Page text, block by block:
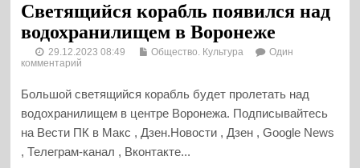
Светящийся корабль появился над
водохранилищем в Воронеже
29.12.2023 08:49 Общество. Культура
Один
комментарий
Большой светящийся корабль будет пролетать над
водохранилищем в центре Воронежа. Подписывайтесь
на Вести ПК в Макс , Дзен.Новости , Дзен , Google News
, Телеграм-канал , Вконтакте...